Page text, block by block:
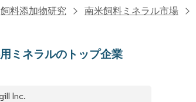
飼料添加物研究 南米飼料ミネラル市場
ミネラルのトップ企業
Inc.